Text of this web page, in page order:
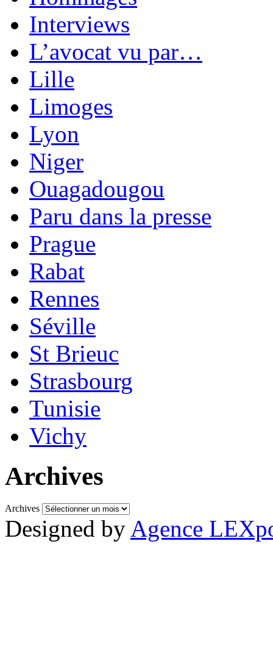
Interviews
L’avocat vu par…
Lille
Limoges
Lyon
Niger
Ouagadougou
Paru dans la presse
Prague
Rabat
Rennes
Séville
St Brieuc
Strasbourg
Tunisie
Vichy
Archives
Archives
Designed by Agence